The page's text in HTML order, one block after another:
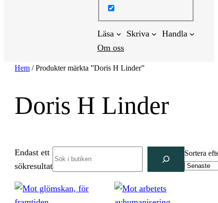
Läsa Skriva
Handla
Om oss
Hem / Produkter märkta ”Doris H Linder”
Doris H Linder
Endast ett
sökresultat
Sortera